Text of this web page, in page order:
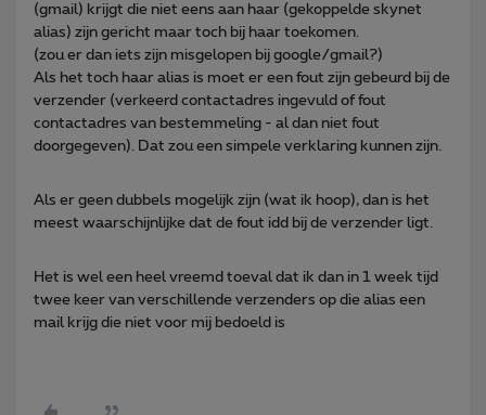
(gmail) krijgt die niet eens aan haar (gekoppelde skynet
alias) zijn gericht maar toch bij haar toekomen.
(zou er dan iets zijn misgelopen bij google/gmail?)
Als het toch haar alias is moet er een fout zijn gebeurd bij de
verzender (verkeerd contactadres ingevuld of fout
contactadres van bestemmeling - al dan niet fout
doorgegeven). Dat zou een simpele verklaring kunnen zijn.
Als er geen dubbels mogelijk zijn (wat ik hoop), dan is het
meest waarschijnlijke dat de fout idd bij de verzender ligt.
Het is wel een heel vreemd toeval dat ik dan in 1 week tijd
twee keer van verschillende verzenders op die alias een
mail krijg die niet voor mij bedoeld is